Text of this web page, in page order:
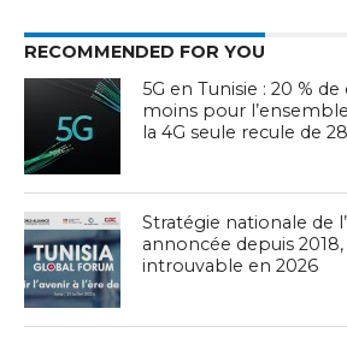
RECOMMENDED FOR YOU
5G en Tunisie : 20 %
moins pour
la 4G seule recule de
Stratégie nationale de
annoncée depuis
introuvable en 2026